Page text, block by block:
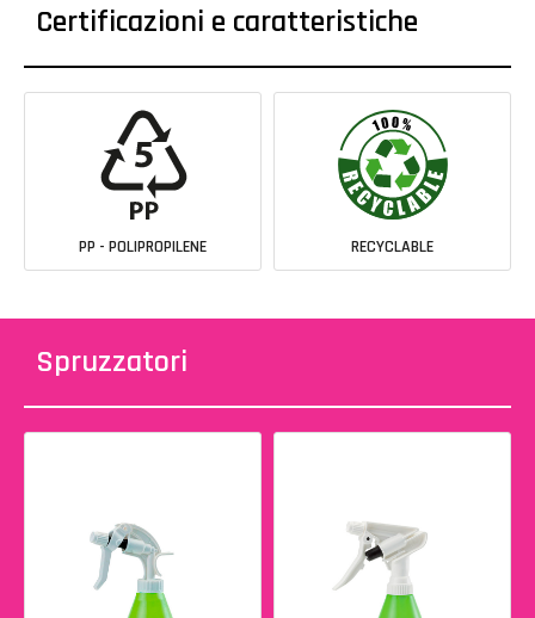
Certificazioni e caratteristiche
PP - POLIPROPILENE RECYCLABLE
Spruzzatori